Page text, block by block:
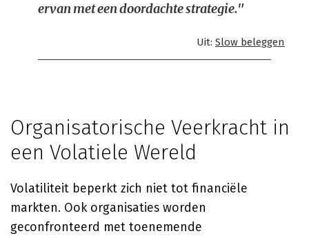
ervan met een doordachte strategie."
Uit: Slow beleggen
Organisatorische Veerkracht in
een Volatiele Wereld
Volatiliteit beperkt zich niet tot financiële
markten. Ook organisaties worden
geconfronteerd met toenemende